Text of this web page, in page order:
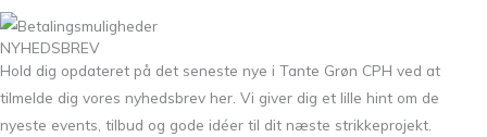
NYHEDSBREV
Hold dig opdateret på det seneste nye i Tante Grøn CPH ved at
tilmelde dig vores nyhedsbrev her. Vi giver dig et lille hint om de
nyeste events, tilbud og gode idéer til dit næste strikkeprojekt.